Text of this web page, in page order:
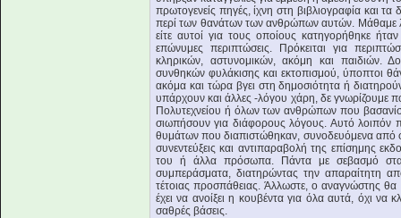
πρωτογενείς πηγές, ίχνη στη βιβλιογραφία και
περί των θανάτων των ανθρώπων αυτών. Μάθαμε
είτε αυτοί για τους οποίους κατηγορήθηκε
επώνυμες περιπτώσεις. Πρόκειται για
κληρικών, αστυνομικών, ακόμη και παιδιών.
συνθηκών φυλάκισης και εκτοπισμού, ύποπτοι
ακόμα και τώρα βγει στη δημοσιότητα ή
υπάρχουν και άλλες -λόγου χάρη, δε γνωρίζουμε
Πολυτεχνείου ή όλων των ανθρώπων που
σιωπήσουν για διάφορους λόγους. Αυτό λοιπόν
θυμάτων που διαπιστώθηκαν, συνοδευόμενα από
συνεντεύξεις και αντιπαραβολή της επίσημης
του ή άλλα πρόσωπα. Πάντα με σεβασμό
συμπεράσματα, διατηρώντας την απαραίτητη
τέτοιας προσπάθειας. Άλλωστε, ο αναγνώστης
έχει να ανοίξει η κουβέντα για όλα αυτά, όχι να
σαθρές βάσεις.